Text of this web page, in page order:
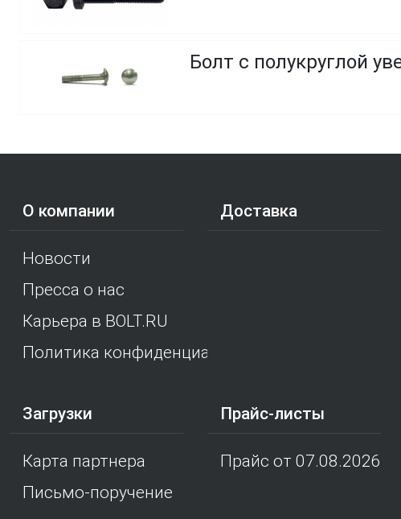
Болт с полукруглой
О компании
Новости
Пресса о нас
Карьера в BOLT.RU
Политика конфиденциальности
Доставка
Загрузки
Карта партнера
Письмо-поручение
Прайс-листы
Прайс от 07.08.2026